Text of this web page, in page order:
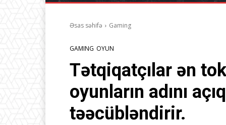
Əsas səhifə Gaming
GAMING OYUN
Tətqiqatçılar ən
oyunların adını
təəcübləndirir.